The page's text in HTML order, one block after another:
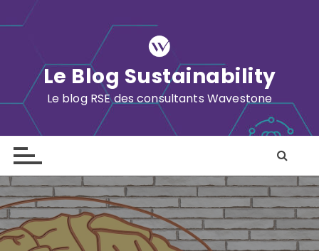
k
o
e
n
t
Le Blog Sustainability
Le blog RSE des consultants Wavestone